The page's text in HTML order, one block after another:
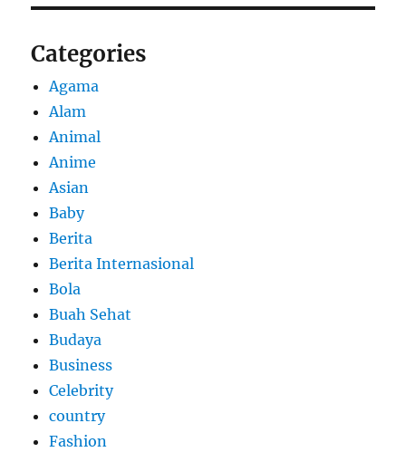
Categories
Agama
Alam
Animal
Anime
Asian
Baby
Berita
Berita Internasional
Bola
Buah Sehat
Budaya
Business
Celebrity
country
Fashion